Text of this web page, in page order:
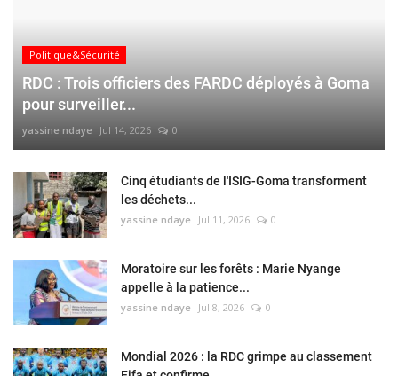
Politique&Sécurité
RDC : Trois officiers des FARDC déployés à Goma
pour surveiller...
yassine ndaye Jul 14, 2026 0
Cinq étudiants de l'ISIG-Goma transforment
les déchets...
yassine ndaye Jul 11, 2026 0
Moratoire sur les forêts : Marie Nyange
appelle à la patience...
yassine ndaye Jul 8, 2026 0
Mondial 2026 : la RDC grimpe au classement